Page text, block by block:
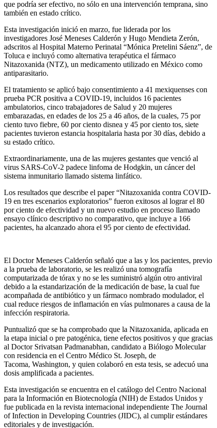
que podría ser efectivo, no sólo en una intervención temprana, sino
también en estado crítico.
Esta investigación inició en marzo, fue liderada por los
investigadores José Meneses Calderón y Hugo Mendieta Zerón,
adscritos al Hospital Materno Perinatal “Mónica Pretelini Sáenz”, de
Toluca e incluyó como alternativa terapéutica el fármaco
Nitazoxanida (NTZ), un medicamento utilizado en México como
antiparasitario.
El tratamiento se aplicó bajo consentimiento a 41 mexiquenses con
prueba PCR positiva a COVID-19, incluidos 16 pacientes
ambulatorios, cinco trabajadores de Salud y 20 mujeres
embarazadas, en edades de los 25 a 46 años, de la cuales, 75 por
ciento tuvo fiebre, 60 por ciento disnea y 45 por ciento tos, siete
pacientes tuvieron estancia hospitalaria hasta por 30 días, debido a
su estado crítico.
Extraordinariamente, una de las mujeres gestantes que venció al
virus SARS-CoV-2 padece linfoma de Hodgkin, un cáncer del
sistema inmunitario llamado sistema linfático.
Los resultados que describe el paper “Nitazoxanida contra COVID-
19 en tres escenarios exploratorios” fueron exitosos al lograr el 80
por ciento de efectividad y un nuevo estudio en proceso llamado
ensayo clínico descriptivo no comparativo, que incluye a 166
pacientes, ha alcanzado ahora el 95 por ciento de efectividad.
El Doctor Meneses Calderón señaló que a las y los pacientes, previo
a la prueba de laboratorio, se les realizó una tomografía
computarizada de tórax y no se les suministró algún otro antiviral
debido a la estandarización de la medicación de base, la cual fue
acompañada de antibiótico y un fármaco nombrado modulador, el
cual reduce riesgos de inflamación en vías pulmonares a causa de la
infección respiratoria.
Puntualizó que se ha comprobado que la Nitazoxanida, aplicada en
la etapa inicial o pre patogénica, tiene efectos positivos y que gracias
al Doctor Srivatsan Padmanabhan, candidato a Biólogo Molecular
con residencia en el Centro Médico St. Joseph, de
Tacoma, Washington, y quien colaboró en esta tesis, se adecuó una
dosis amplificada a pacientes.
Esta investigación se encuentra en el catálogo del Centro Nacional
para la Información en Biotecnología (NIH) de Estados Unidos y
fue publicada en la revista internacional independiente The Journal
of Infection in Developing Countries (JIDC), al cumplir estándares
editoriales y de investigación.